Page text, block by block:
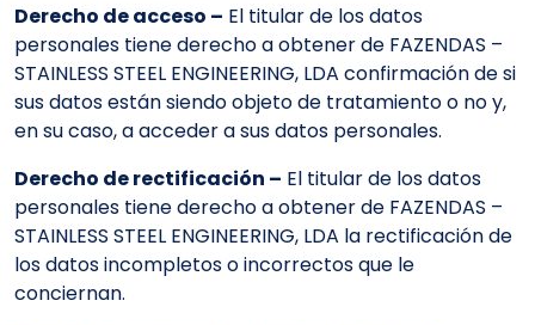
Derecho de acceso – El titular de los datos
personales tiene derecho a obtener de FAZENDAS –
STAINLESS STEEL ENGINEERING, LDA confirmación de si
sus datos están siendo objeto de tratamiento o no y,
en su caso, a acceder a sus datos personales.
Derecho de rectificación – El titular de los datos
personales tiene derecho a obtener de FAZENDAS –
STAINLESS STEEL ENGINEERING, LDA la rectificación de
los datos incompletos o incorrectos que le
conciernan.